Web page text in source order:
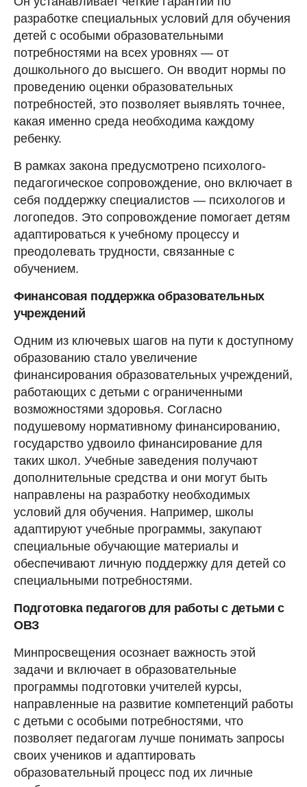
разработке специальных условий для обучения
детей с особыми образовательными
потребностями на всех уровнях — от
дошкольного до высшего. Он вводит нормы по
проведению оценки образовательных
потребностей, это позволяет выявлять точнее,
какая именно среда необходима каждому
ребенку.
В рамках закона предусмотрено психолого-
педагогическое сопровождение, оно включает в
себя поддержку специалистов — психологов и
логопедов. Это сопровождение помогает детям
адаптироваться к учебному процессу и
преодолевать трудности, связанные с
обучением.
Финансовая поддержка образовательных
учреждений
Одним из ключевых шагов на пути к доступному
образованию стало увеличение
финансирования образовательных учреждений,
работающих с детьми с ограниченными
возможностями здоровья. Согласно
подушевому нормативному финансированию,
государство удвоило финансирование для
таких школ. Учебные заведения получают
дополнительные средства и они могут быть
направлены на разработку необходимых
условий для обучения. Например, школы
адаптируют учебные программы, закупают
специальные обучающие материалы и
обеспечивают личную поддержку для детей со
специальными потребностями.
Подготовка педагогов для работы с детьми с
ОВЗ
Минпросвещения осознает важность этой
задачи и включает в образовательные
программы подготовки учителей курсы,
направленные на развитие компетенций работы
с детьми с особыми потребностями, что
позволяет педагогам лучше понимать запросы
своих учеников и адаптировать
образовательный процесс под их личные